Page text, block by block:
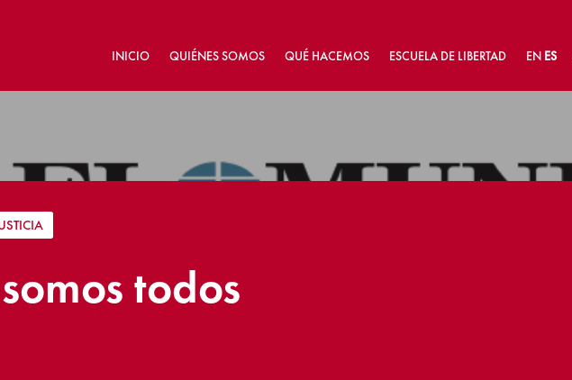
INICIO QUIÉNES SOMOS QUÉ HACEMOS ESCUELA DE LIBERTAD EN ES
todos